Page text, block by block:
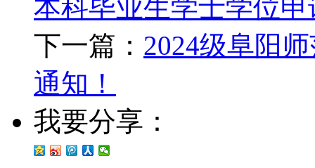
本科毕业生学士学位
下一篇： 2024级阜阳
通知！
我要分享：